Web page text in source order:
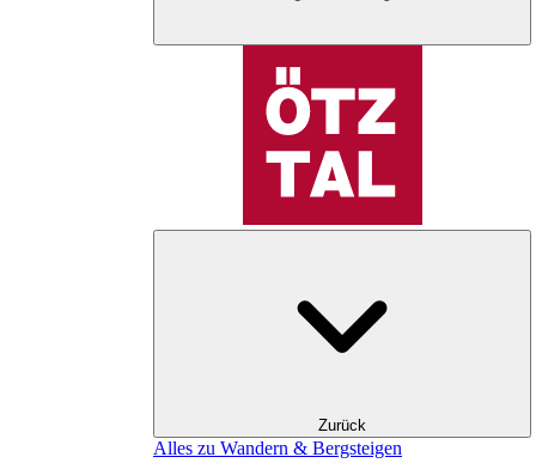
Zurück
Alles zu Wandern & Bergsteigen